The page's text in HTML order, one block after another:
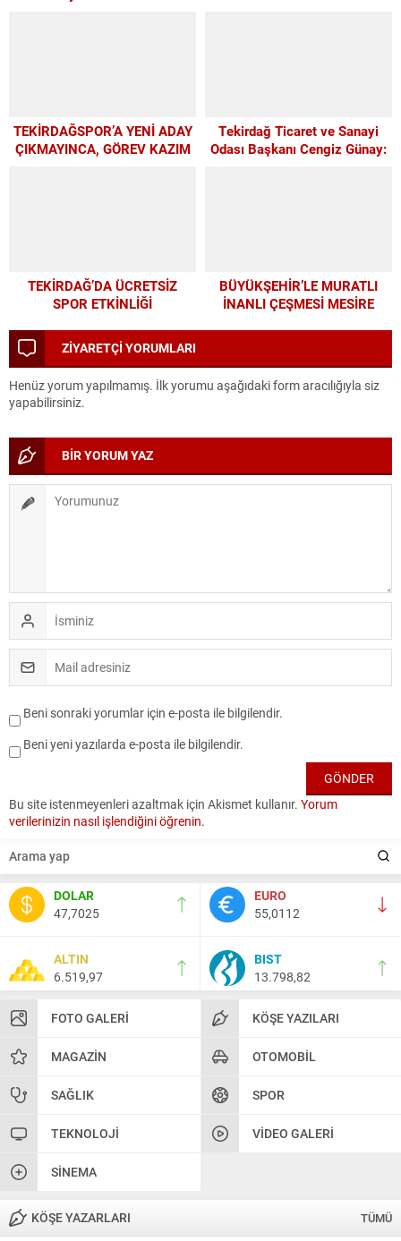
DOLAR
47,7025
EURO
55,0112
ALTIN
6.519,97
BIST
13.798,82
FOTO GALERI KÖŞE YAZILARI
MAGAZIN OTOMOBIL
SAĞLIK SPOR
TEKNOLOJI VIDEO GALERI
SINEMA
KÖŞE YAZARLARI TÜMÜ
TEKİRDAĞSPOR’A YENİ ADAY
ÇIKMAYINCA, GÖREV KAZIM
Tekirdağ Ticaret ve Sanayi
Odası Başkanı Cengiz Günay:
TEKİRDAĞ’DA ÜCRETSİZ
SPOR ETKİNLİĞİ
BÜYÜKŞEHİR’LE MURATLI
İNANLI ÇEŞMESİ MESİRE
ZİYARETÇİ YORUMLARI
Henüz yorum yapılmamış. İlk yorumu aşağıdaki form aracılığıyla siz
yapabilirsiniz.
BİR YORUM YAZ
Beni sonraki yorumlar için e-posta ile bilgilendir.
Beni yeni yazılarda e-posta ile bilgilendir.
Bu site istenmeyenleri azaltmak için Akismet kullanır. Yorum
verilerinizin nasıl işlendiğini öğrenin.